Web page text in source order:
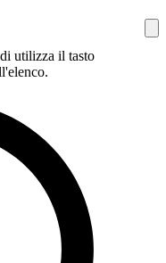
utilizza il tasto